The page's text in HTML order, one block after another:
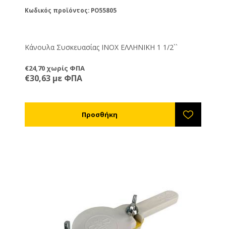
Κωδικός προϊόντος: PO55805
Κάνουλα Συσκευασίας ΙΝΟΧ ΕΛΛΗΝΙΚΗ 1 1/2``
€24,70 χωρίς ΦΠΑ
€30,63 με ΦΠΑ